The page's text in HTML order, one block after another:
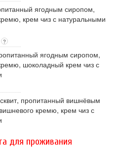
ягодным сиропом,
крем чиз с натуральными
?
ягодным сиропом,
шоколадный крем чиз с
пропитанный вишнёвым
кремю, крем чиз с
для проживания